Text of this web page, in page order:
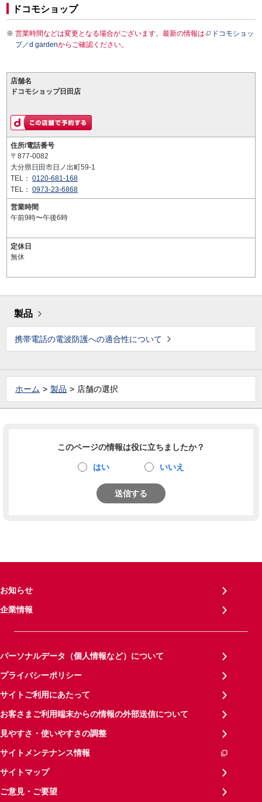
ドコモショップ
営業時間などは変更となる場合がございます。最新の情報は
ドコモショッ
プ／d gardenからご確認ください。
店舗名
ドコモショップ日田店
住所/電話番号
〒877-0082
大分県日田市日ノ出町59-1
TEL： 0120-681-168
TEL： 0973-23-6868
営業時間
午前9時〜午後6時
定休日
無休
製品
携帯電話の電波防護への適合性について
ホーム 製品 店舗の選択
このページの情報は役に立ちましたか？
はい いいえ
送信する
お知らせ
企業情報
パーソナルデータ（個人情報など）について
プライバシーポリシー
サイトご利用にあたって
お客さまご利用端末からの情報の外部送信について
見やすさ・使いやすさの調整
サイトメンテナンス情報
サイトマップ
ご意見・ご要望